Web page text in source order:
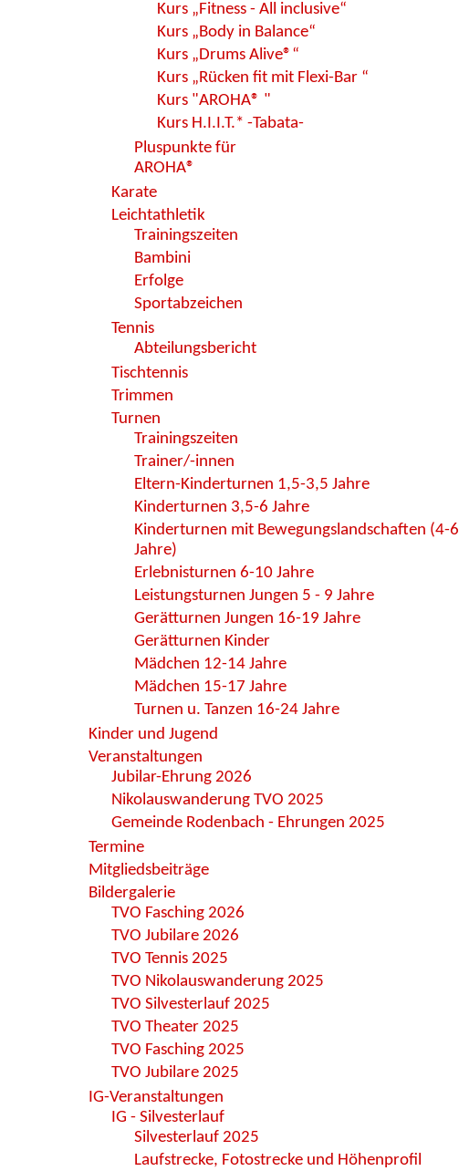
Kurs „Fitness - All inclusive“
Kurs „Body in Balance“
Kurs „Drums Alive®“
Kurs „Rücken fit mit Flexi-Bar “
Kurs "AROHA® "
Kurs H.I.I.T.* -Tabata-
Pluspunkte für
AROHA®
Karate
Leichtathletik
Trainingszeiten
Bambini
Erfolge
Sportabzeichen
Tennis
Abteilungsbericht
Tischtennis
Trimmen
Turnen
Trainingszeiten
Trainer/-innen
Eltern-Kinderturnen 1,5-3,5 Jahre
Kinderturnen 3,5-6 Jahre
Kinderturnen mit Bewegungslandschaften (4-6
Jahre)
Erlebnisturnen 6-10 Jahre
Leistungsturnen Jungen 5 - 9 Jahre
Gerätturnen Jungen 16-19 Jahre
Gerätturnen Kinder
Mädchen 12-14 Jahre
Mädchen 15-17 Jahre
Turnen u. Tanzen 16-24 Jahre
Kinder und Jugend
Veranstaltungen
Jubilar-Ehrung 2026
Nikolauswanderung TVO 2025
Gemeinde Rodenbach - Ehrungen 2025
Termine
Mitgliedsbeiträge
Bildergalerie
TVO Fasching 2026
TVO Jubilare 2026
TVO Tennis 2025
TVO Nikolauswanderung 2025
TVO Silvesterlauf 2025
TVO Theater 2025
TVO Fasching 2025
TVO Jubilare 2025
IG-Veranstaltungen
IG - Silvesterlauf
Silvesterlauf 2025
Laufstrecke, Fotostrecke und Höhenprofil